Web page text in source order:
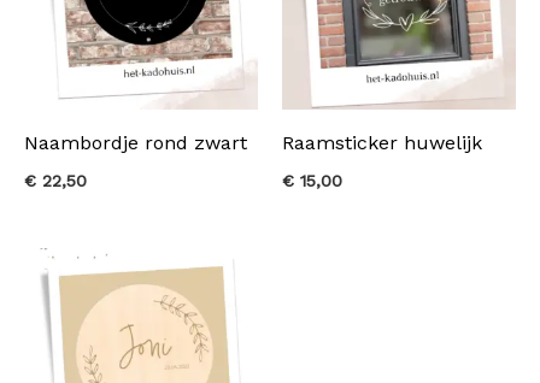
Naambordje rond zwart
€ 22,50
Raamsticker huwelijk
€ 15,00